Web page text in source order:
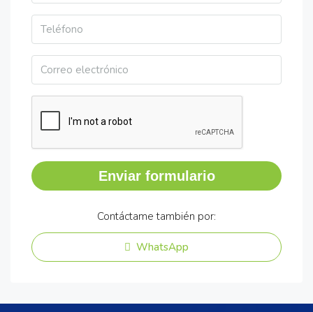
Enviar formulario
Contáctame también por:
WhatsApp